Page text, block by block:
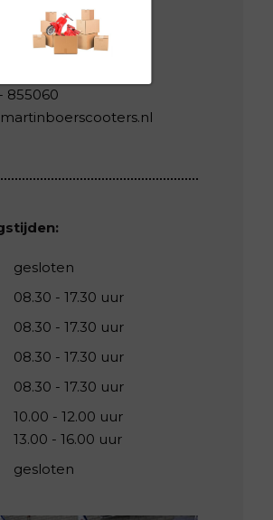
32
855060
gesloten
08.30 - 17.30 uur
08.30 - 17.30 uur
08.30 - 17.30 uur
08.30 - 17.30 uur
10.00 - 12.00 uur
13.00 - 16.00 uur
gesloten